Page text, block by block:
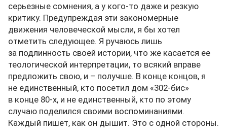
серьезные сомнения, а у кого-то даже и резкую
критику. Предупреждая эти закономерные
движения человеческой мысли, я бы хотел
отметить следующее. Я ручаюсь лишь
за подлинность своей истории, что же касается ее
теологической интерпретации, то всякий вправе
предложить свою, и – получше. В конце концов, я
не единственный, кто посетил дом «302-бис»
в конце 80-х, и не единственный, кто по этому
случаю поделился своими воспоминаниями.
Каждый пишет, как он дышит. Это с одной стороны.